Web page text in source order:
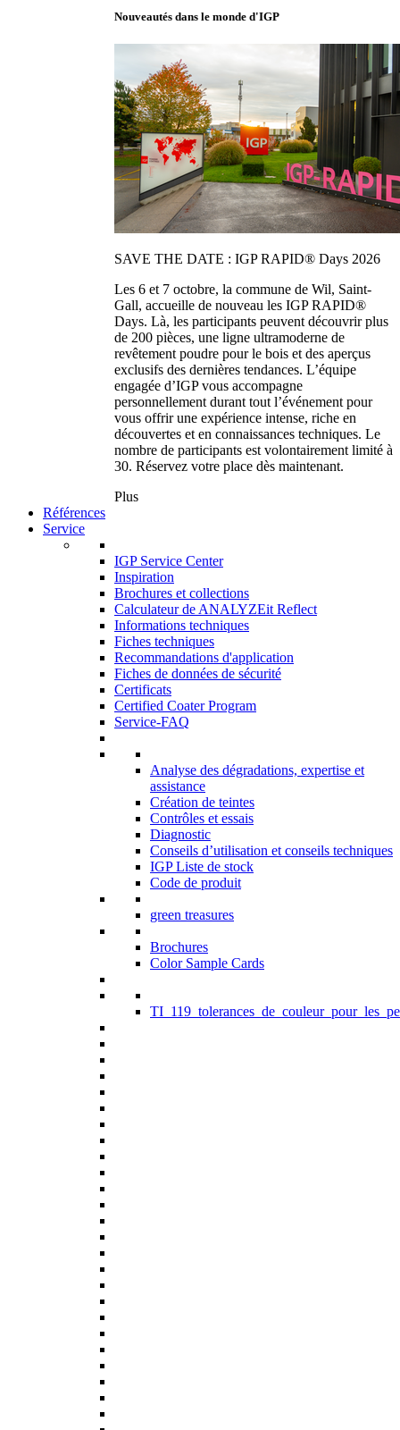
Nouveautés dans le monde d'IGP
SAVE THE DATE : IGP RAPID® Days 2026
Les 6 et 7 octobre, la commune de Wil, Saint-
Gall, accueille de nouveau les IGP RAPID®
Days. Là, les participants peuvent découvrir plus
de 200 pièces, une ligne ultramoderne de
revêtement poudre pour le bois et des aperçus
exclusifs des dernières tendances. L’équipe
engagée d’IGP vous accompagne
personnellement durant tout l’événement pour
vous offrir une expérience intense, riche en
découvertes et en connaissances techniques. Le
nombre de participants est volontairement limité à
30. Réservez votre place dès maintenant.
Plus
Références
Service
IGP Service Center
Inspiration
Brochures et collections
Calculateur de ANALYZEit Reflect
Informations techniques
Fiches techniques
Recommandations d'application
Fiches de données de sécurité
Certificats
Certified Coater Program
Service-FAQ
Analyse des dégradations, expertise et
assistance
Création de teintes
Contrôles et essais
Diagnostic
Conseils d’utilisation et conseils techniques
IGP Liste de stock
Code de produit
green treasures
Brochures
Color Sample Cards